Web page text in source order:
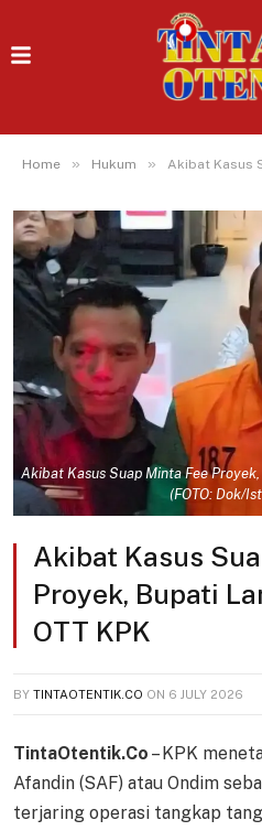
Home » Hukum » Akibat Kasus Suap
Akibat Kasus Suap Minta Fee
(FOTO: Dok/
Akibat Kasus
Proyek, Bupati
OTT KPK
BY TINTAOTENTIK.CO ON 6 JULY 2026
TintaOtentik.Co – KPK
Afandin (SAF) atau Ondim
terjaring operasi tangkap